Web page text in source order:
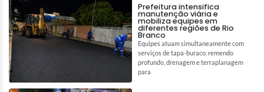
Prefeitura intensifica
manutenção viária e
mobiliza equipes em
diferentes regiões de Rio
Branco
Equipes atuam simultaneamente com
serviços de tapa-buraco, remendo
profundo, drenagem e terraplanagem
para